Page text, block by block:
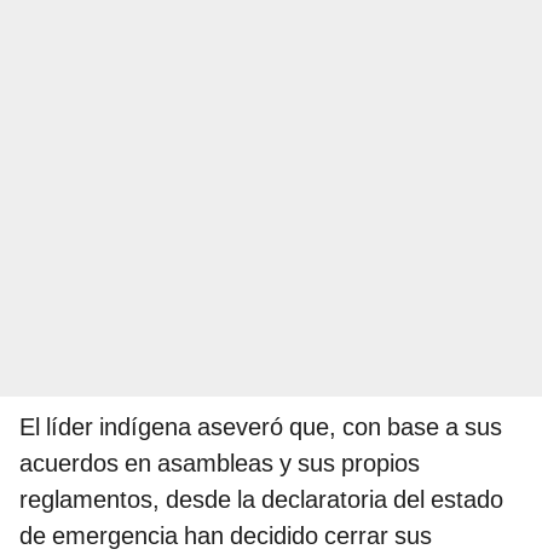
El líder indígena aseveró que, con base a sus
acuerdos en asambleas y sus propios
reglamentos, desde la declaratoria del estado
de emergencia han decidido cerrar sus